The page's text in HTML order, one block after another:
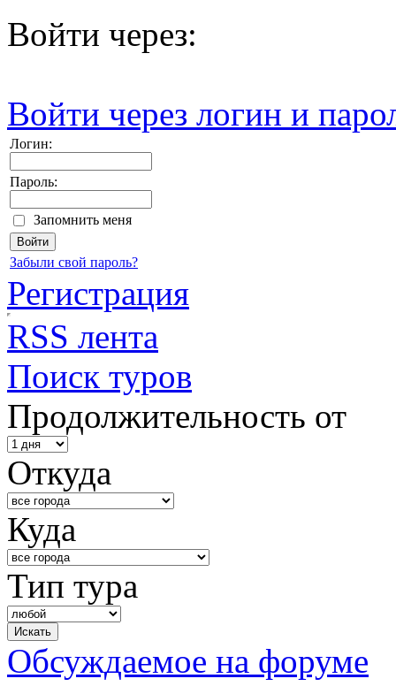
Войти через:
Войти через логин и
Логин:
Пароль:
Запомнить меня
Забыли свой пароль?
Регистрация
RSS лента
Поиск туров
Продолжительность от
Откуда
Куда
Тип тура
Обсуждаемое на форуме